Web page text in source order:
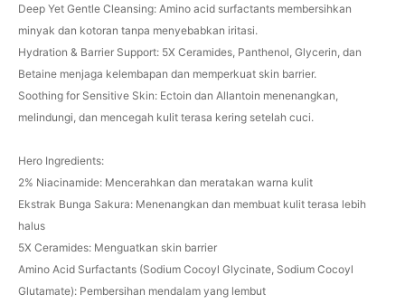
Deep Yet Gentle Cleansing: Amino acid surfactants membersihkan
minyak dan kotoran tanpa menyebabkan iritasi.
Hydration & Barrier Support: 5X Ceramides, Panthenol, Glycerin, dan
Betaine menjaga kelembapan dan memperkuat skin barrier.
Soothing for Sensitive Skin: Ectoin dan Allantoin menenangkan,
melindungi, dan mencegah kulit terasa kering setelah cuci.
Hero Ingredients:
2% Niacinamide: Mencerahkan dan meratakan warna kulit
Ekstrak Bunga Sakura: Menenangkan dan membuat kulit terasa lebih
halus
5X Ceramides: Menguatkan skin barrier
Amino Acid Surfactants (Sodium Cocoyl Glycinate, Sodium Cocoyl
Glutamate): Pembersihan mendalam yang lembut